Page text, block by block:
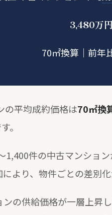
3,480万円
70㎡換算｜前年
の平均成約価格は70㎡換
。
1,400件の中古マンショ
より、物件ごとの差別化
ンの供給価格が一層上昇